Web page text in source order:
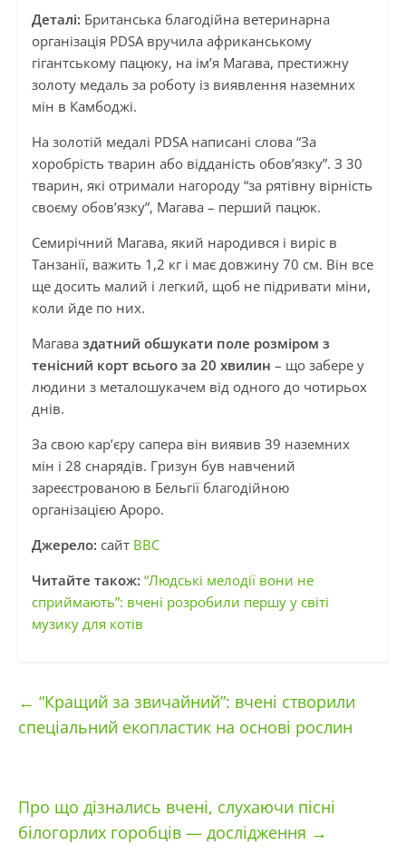
Деталі: Британська благодійна ветеринарна
організація PDSA вручила африканському
гігантському пацюку, на ім’я Магава, престижну
золоту медаль за роботу із виявлення наземних
мін в Камбоджі.
На золотій медалі PDSA написані слова “За
хоробрість тварин або відданість обов’язку”. З 30
тварин, які отримали нагороду “за рятівну вірність
своєму обов’язку”, Магава – перший пацюк.
Семирічний Магава, який народився і виріс в
Танзанії, важить 1,2 кг і має довжину 70 см. Він все
ще досить малий і легкий, щоб не підривати міни,
коли йде по них.
Магава здатний обшукати поле розміром з
тенісний корт всього за 20 хвилин – що забере у
людини з металошукачем від одного до чотирьох
днів.
За свою кар’єру сапера він виявив 39 наземних
мін і 28 снарядів. Гризун був навчений
зареєстрованою в Бельгії благодійною
організацією Apopo.
Джерело: сайт BBC
Читайте також: “Людські мелодії вони не
сприймають”: вчені розробили першу у світі
музику для котів
← “Кращий за звичайний”: вчені створили
спеціальний екопластик на основі рослин
Про що дізнались вчені, слухаючи пісні
білогорлих горобців — дослідження →